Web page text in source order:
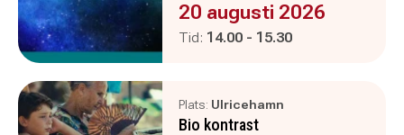
Evenemanget är :
20 augusti 2026
Tid: Pågår mellan
14.00 - och
15.30
Plats: Ulricehamn
Bio kontrast